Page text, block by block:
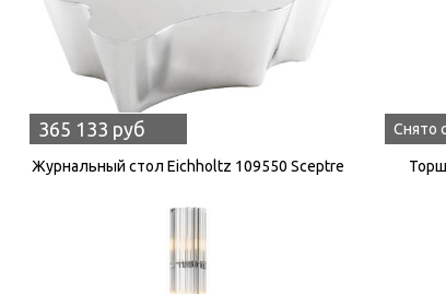
365 133 руб
Журнальный стол Eichholtz 109550 Sceptre
Снято